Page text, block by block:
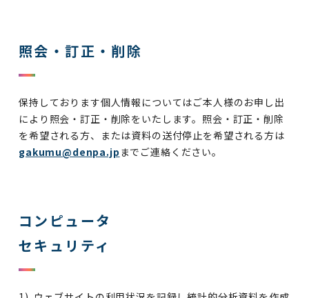
照会・訂正・削除
保持しております個人情報についてはご本人様のお申し出
により照会・訂正・削除をいたします。照会・訂正・削除
を希望される方、または資料の送付停止を希望される方は
gakumu@denpa.jp までご連絡ください。
コンピュータ
セキュリティ